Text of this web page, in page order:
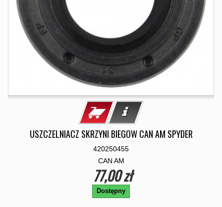
USZCZELNIACZ SKRZYNI BIEGOW CAN AM SPYDER
420250455
CAN AM
77,00 zł
Dostępny